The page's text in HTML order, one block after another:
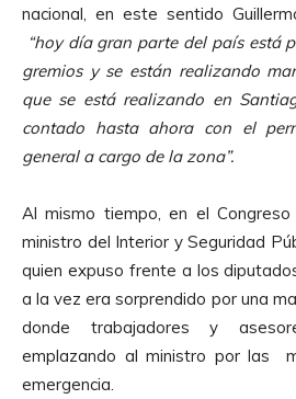
nacional, en este sentido
“hoy día gran parte del país está
gremios y se están realizando
que se está realizando en
contado hasta ahora con el
general a cargo de la zona”.
Al mismo tiempo, en el
ministro del Interior y Seguridad
quien expuso frente a los
a la vez era sorprendido por una
donde trabajadores y
emplazando al ministro por las
emergencia.